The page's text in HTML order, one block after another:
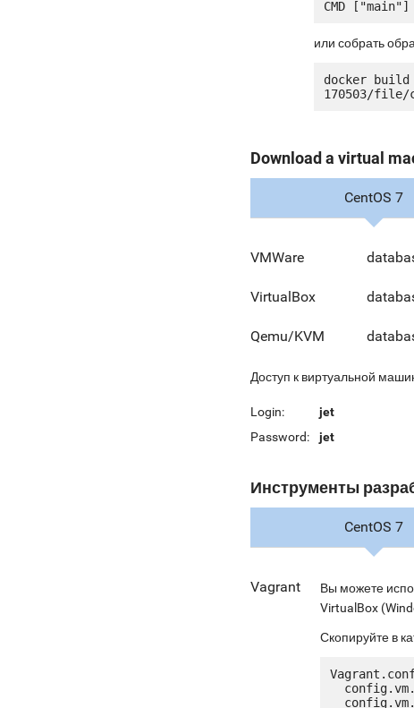
или собрать
docker
Download a virtual
CentOS 7
VMWare
VirtualBox
Qemu/KVM
Доступ к виртуальной
Login:
jet
Password:
jet
Инструменты
CentOS 7
Vagrant
Вы можете
VirtualBox
Скопируйте в